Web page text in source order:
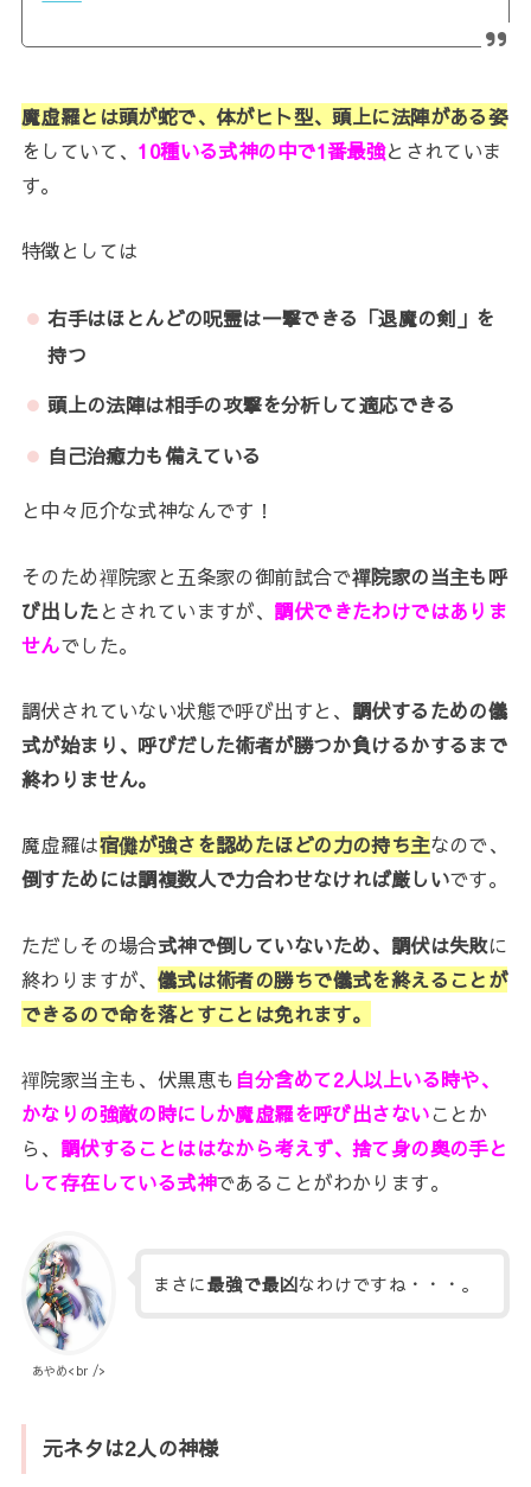
魔虚羅とは頭が蛇で、体がヒト型、頭上に法陣がある姿
をしていて、 10種いる式神の中で1番最強とされていま
す。
特徴としては
右手はほとんどの呪霊は一撃できる「退魔の剣」を
持つ
頭上の法陣は相手の攻撃を分析して適応できる
自己治癒力も備えている
と中々厄介な式神なんです！
そのため禪院家と五条家の御前試合で禪院家の当主も呼
び出したとされていますが、 調伏できたわけではありま
せんでした。
調伏されていない状態で呼び出すと、 調伏するための儀
式が始まり、呼びだした術者が勝つか負けるかするまで
終わりません。
魔虚羅は宿儺が強さを認めたほどの力の持ち主なので、
倒すためには調複数人で力合わせなければ厳しいです。
ただしその場合式神で倒していないため、調伏は失敗に
終わりますが、 儀式は術者の勝ちで儀式を終えることが
できるので命を落とすことは免れます。
禪院家当主も、伏黒恵も自分含めて2人以上いる時や、
かなりの強敵の時にしか魔虚羅を呼び出さないことか
ら、 調伏することははなから考えず、捨て身の奥の手と
して存在している式神であることがわかります。
あやめ<br />
まさに最強で最凶なわけですね・・・。
元ネタは2人の神様